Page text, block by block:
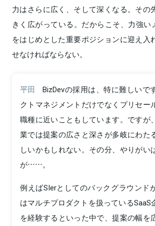
力はさらに広く、そして深くなる。その
きく広がっている。だからこそ、力強い
をはじめとした重要ポジションに迎え入
せなければならない。
平田
BizDevの採用は、特に難しいで
クトマネジメントだけでなくプリセー
職種に近いこともしています。ですが
業では提案の広さと深さが多岐にわた
しいかもしれない。その分、やりがい
が……。
例えばSIerとしてのバックグラウンド
はマルチプロダクトを扱っているSaaS
を経験するといった中で、提案の幅を